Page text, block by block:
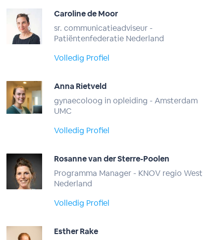
Caroline de Moor
sr. communicatieadviseur -
Patiëntenfederatie Nederland
Volledig Profiel
Anna Rietveld
gynaecoloog in opleiding - Amsterdam
UMC
Volledig Profiel
Rosanne van der Sterre-Poolen
Programma Manager - KNOV regio West
Nederland
Volledig Profiel
Esther Rake